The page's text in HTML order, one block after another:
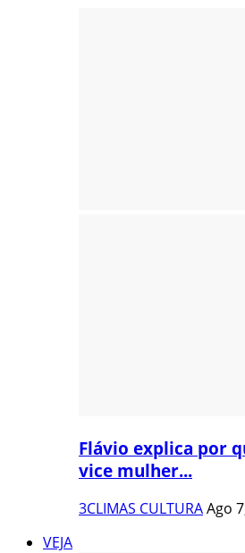
Flávio explica por
vice mulher...
3CLIMAS CULTURAAgo
VEJA